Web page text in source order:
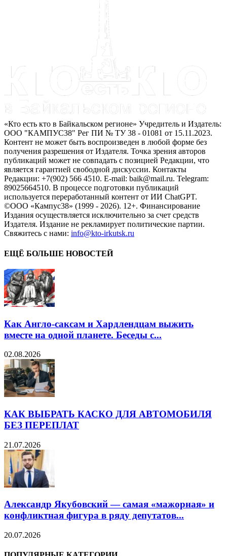
«Кто есть кто в Байкальском регионе» Учредитель и Издатель:
ООО "КАМПУС38" Рег ПИ № ТУ 38 - 01081 от 15.11.2023.
Контент не может быть воспроизведен в любой форме без
получения разрешения от Издателя. Точка зрения авторов
публикаций может не совпадать с позицией Редакции, что
является гарантией свободной дискуссии. Контакты
Редакции: +7(902) 566 4510. E-mail: baik@mail.ru. Telegram:
89025664510. В процессе подготовки публикаций
используется переработанный контент от ИИ ChatGPT.
©ООО «Кампус38» (1999 - 2026). 12+. Финансирование
Издания осуществляется исключительно за счет средств
Издателя. Издание не рекламирует политические партии.
Свяжитесь с нами: info@kto-irkutsk.ru
ЕЩЁ БОЛЬШЕ НОВОСТЕЙ
Как Англо-саксам и Хардлендцам выжить
вместе на одной планете. Беседы с...
02.08.2026
КАК ВЫБРАТЬ КАСКО ДЛЯ АВТОМОБИЛЯ
БЕЗ ПЕРЕПЛАТ
21.07.2026
Александр Якубовский — самая «мажорная» и
конфликтная фигура в ряду депутатов...
20.07.2026